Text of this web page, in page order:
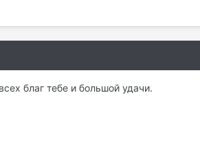
благ тебе и большой удачи.